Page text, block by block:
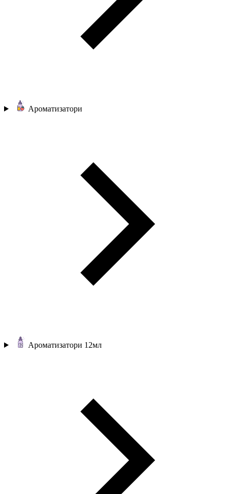
Ароматизатори
Ароматизатори 12мл